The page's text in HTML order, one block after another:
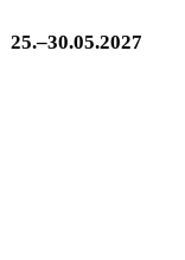
25.–30.05.2027